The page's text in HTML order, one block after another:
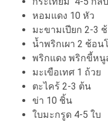
หอมแดง 10 หัว
มะขามเปียก 2-3
น้ำพริกเผา 2 ช้อน
พริกแดง พริกขี้หนู
มะเขือเทศ 1 ถ้วย
ตะไคร้ 2-3 ต้น
ข่า 10 ชิ้น
ใบมะกรูด 4-5 ใบ